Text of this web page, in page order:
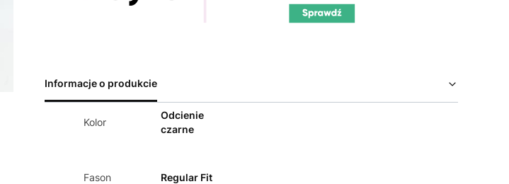
Informacje o produkcie
Kolor
Odcienie
czarne
Fason Regular Fit